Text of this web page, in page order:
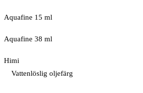
Aquafine 15 ml
Aquafine 38 ml
Himi
Vattenlöslig oljefärg